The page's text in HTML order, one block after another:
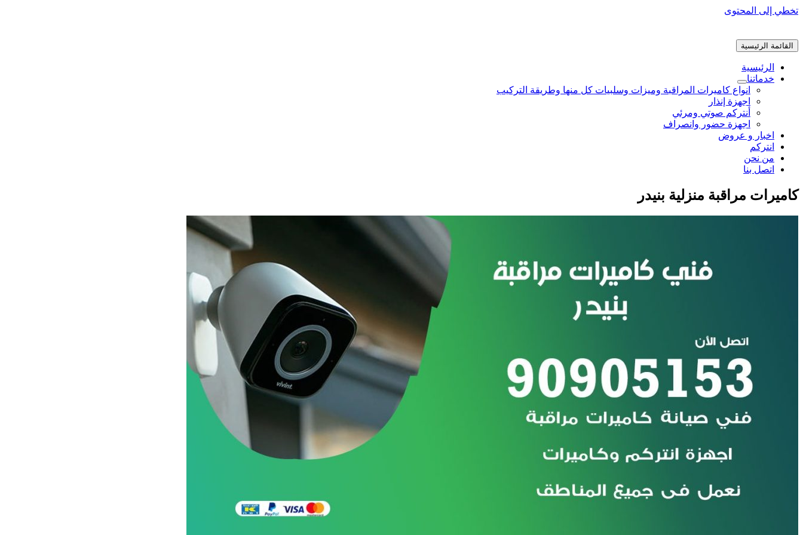
تخطي إلى المحتوى
القائمة الرئيسية
الرئيسية
خدماتنا
انواع كاميرات المراقبة وميزات وسلبيات كل منها وطريقة التركيب
اجهزة إنذار
أنتركم صوتي ومرئي
اجهزة حضور وانصراف
اخبار و عروض
انتركم
من نحن
اتصل بنا
كاميرات مراقبة منزلية بنيدر